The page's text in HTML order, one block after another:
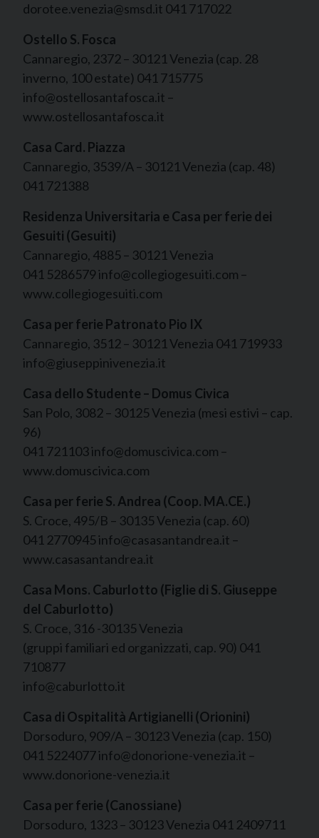
dorotee.venezia@smsd.it 041 717022
Ostello S. Fosca
Cannaregio, 2372 – 30121 Venezia (cap. 28
inverno, 100 estate) 041 715775
info@ostellosantafosca.it –
www.ostellosantafosca.it
Casa Card. Piazza
Cannaregio, 3539/A – 30121 Venezia (cap. 48)
041 721388
Residenza Universitaria e Casa per ferie dei
Gesuiti (Gesuiti)
Cannaregio, 4885 – 30121 Venezia
041 5286579 info@collegiogesuiti.com –
www.collegiogesuiti.com
Casa per ferie Patronato Pio IX
Cannaregio, 3512 – 30121 Venezia 041 719933
info@giuseppinivenezia.it
Casa dello Studente – Domus Civica
San Polo, 3082 – 30125 Venezia (mesi estivi – cap.
96)
041 721103 info@domuscivica.com –
www.domuscivica.com
Casa per ferie S. Andrea (Coop. MA.CE.)
S. Croce, 495/B – 30135 Venezia (cap. 60)
041 2770945 info@casasantandrea.it –
www.casasantandrea.it
Casa Mons. Caburlotto (Figlie di S. Giuseppe
del Caburlotto)
S. Croce, 316 -30135 Venezia
(gruppi familiari ed organizzati, cap. 90) 041
710877
info@caburlotto.it
Casa di Ospitalità Artigianelli (Orionini)
Dorsoduro, 909/A – 30123 Venezia (cap. 150)
041 5224077 info@donorione-venezia.it –
www.donorione-venezia.it
Casa per ferie (Canossiane)
Dorsoduro, 1323 – 30123 Venezia 041 2409711